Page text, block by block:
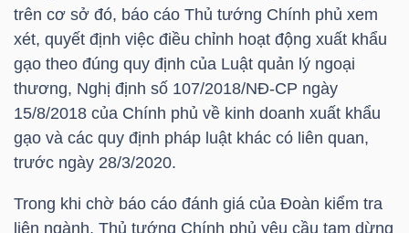
trên cơ sở đó, báo cáo Thủ tướng Chính phủ xem
xét, quyết định việc điều chỉnh hoạt động xuất khẩu
gạo theo đúng quy định của Luật quản lý ngoại
thương, Nghị định số 107/2018/NĐ-CP ngày
15/8/2018 của Chính phủ về kinh doanh xuất khẩu
gạo và các quy định pháp luật khác có liên quan,
trước ngày 28/3/2020.
Trong khi chờ báo cáo đánh giá của Đoàn kiểm tra
liên ngành, Thủ tướng Chính phủ yêu cầu tạm dừng
CHÍNH
CÁ
PHÂN
VIETSTOCKFINANCE